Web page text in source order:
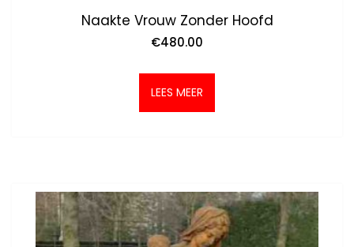
Naakte Vrouw Zonder Hoofd
€480.00
LEES MEER